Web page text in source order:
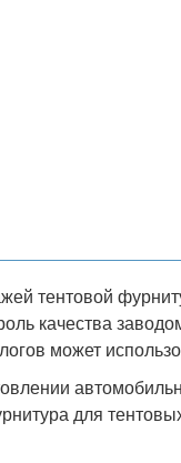
тентовой
качества
может
для